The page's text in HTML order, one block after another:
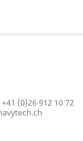
+41 (0)26 912 10 72